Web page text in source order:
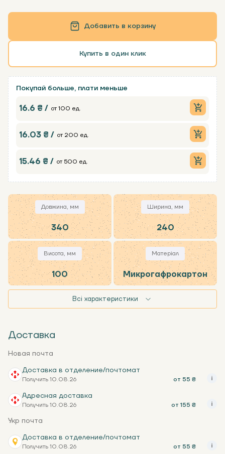
Добавить в корзину
Купить в один клик
Покупай больше, плати меньше
16.6 ₴ / от 100 ед.
16.03 ₴ / от 200 ед.
15.46 ₴ / от 500 ед.
Довжина, мм
340
Ширина, мм
240
Висота, мм
100
Матеріал
Микрогафрокартон
Всі характеристики
Доставка
Новая почта
Доставка в отделение/почтомат
Получить 10.08.26 от 55 ₴
Адресная доставка
Получить 10.08.26 от 155 ₴
Укр почта
Доставка в отделение/почтомат
Получить 10.08.26 от 55 ₴